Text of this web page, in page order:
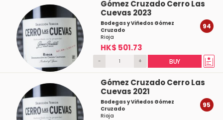
Gómez Cruzado Cerro Las
Cuevas 2023
Bodegas y Viñedos Gómez
Cruzado
Rioja
HK$ 501.73
94
- + BUY
Gómez Cruzado Cerro Las
Cuevas 2021
Bodegas y Viñedos Gómez
Cruzado
Rioja
95